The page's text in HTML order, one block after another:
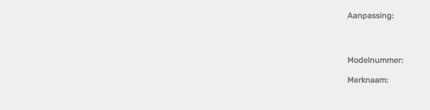
Aanpassing:
Modelnummer:
Merknaam: